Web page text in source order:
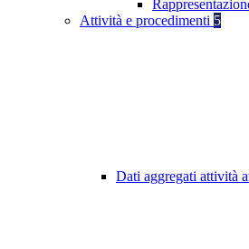
Attività e procedimenti 5
Dati aggregati attività